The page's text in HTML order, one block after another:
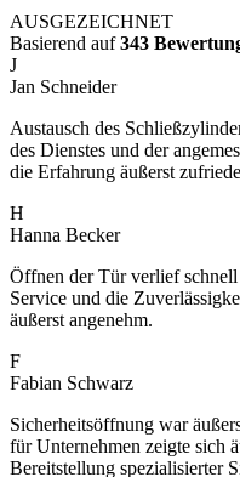
AUSGEZEICHNET
Basierend auf343
J
Jan Schneider
Austausch des
des Dienstes und der
die Erfahrung äußerst
H
Hanna Becker
Öffnen der Tür verlief
Service und die
äußerst angenehm.
F
Fabian Schwarz
Sicherheitsöffnung war
für Unternehmen zeigte sich
Bereitstellung spezialisierter